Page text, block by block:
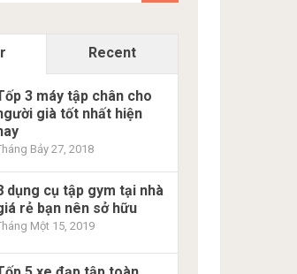
Recent
3 máy tập chân cho
già tốt nhất hiện
Bảy 27, 2018
dụng cụ tập gym tại nhà
rẻ bạn nên sở hữu
Một 15, 2019